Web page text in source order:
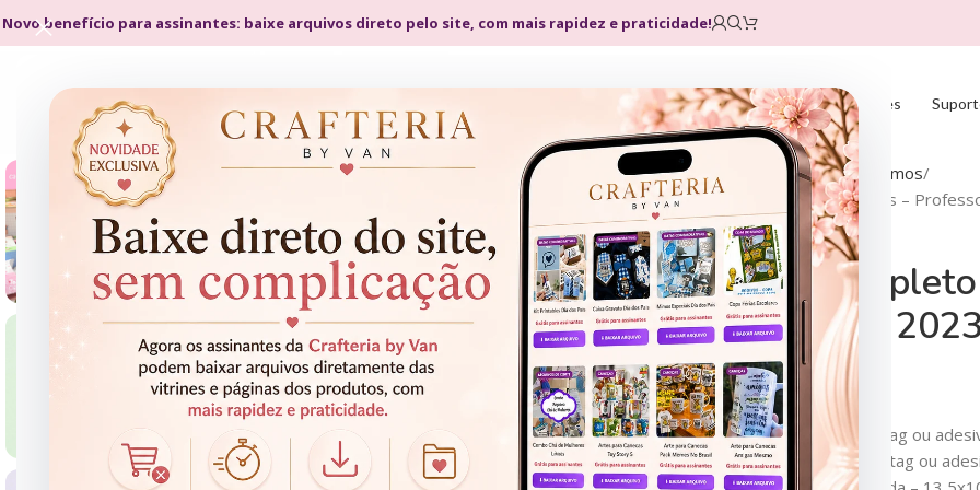
Novo benefício para assinantes: baixe arquivos direto pelo site, com mais rapidez e praticidade!
Home Loja Planos Atualizações
- 70%
Início Arquivos de Corte
Mimos
Combo Completo Printables –
R$119,90 R$14,90
R$40,00 R$14,90
Combo
Professores
R$30,00 R$ 8,90
‘- 19 artes redondas para tag ou
– 19 artes quadradas para tag ou